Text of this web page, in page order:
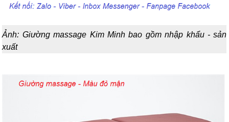
Ảnh: Giường massage Kim Minh bao gồm nhập khẩu - sản
xuất